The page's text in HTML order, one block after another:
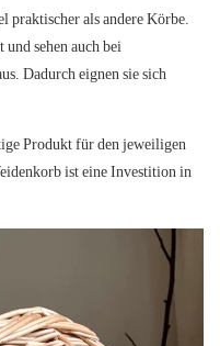
praktischer als andere Körbe.
sehen auch bei
Dadurch eignen sie sich
Produkt für den jeweiligen
ist eine Investition in